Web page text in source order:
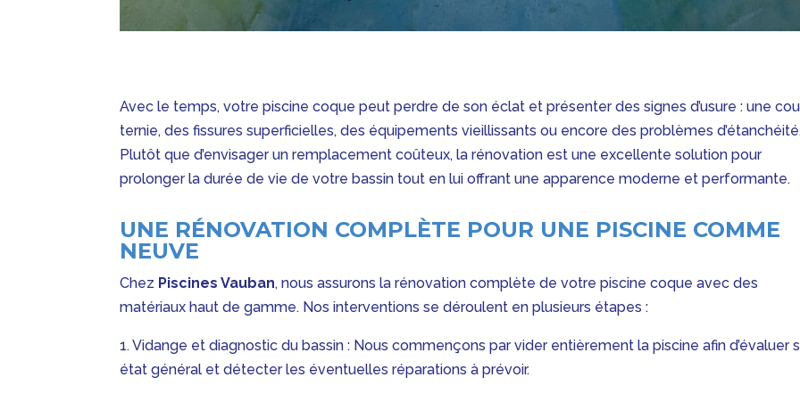
Avec le temps, votre piscine coque peut perdre de son éclat et présenter des signes d’usure : une
ternie, des fissures superficielles, des équipements vieillissants ou encore des problèmes
Plutôt que d’envisager un remplacement coûteux, la rénovation est une excellente solution pour
prolonger la durée de vie de votre bassin tout en lui offrant une apparence moderne et performante.
UNE RÉNOVATION COMPLÈTE POUR UNE PISCINE COMME
NEUVE
Chez Piscines Vauban, nous assurons la rénovation complète de votre piscine coque avec des
matériaux haut de gamme. Nos interventions se déroulent en plusieurs étapes :
1. Vidange et diagnostic du bassin : Nous commençons par vider entièrement la piscine afin d’évaluer
état général et détecter les éventuelles réparations à prévoir.